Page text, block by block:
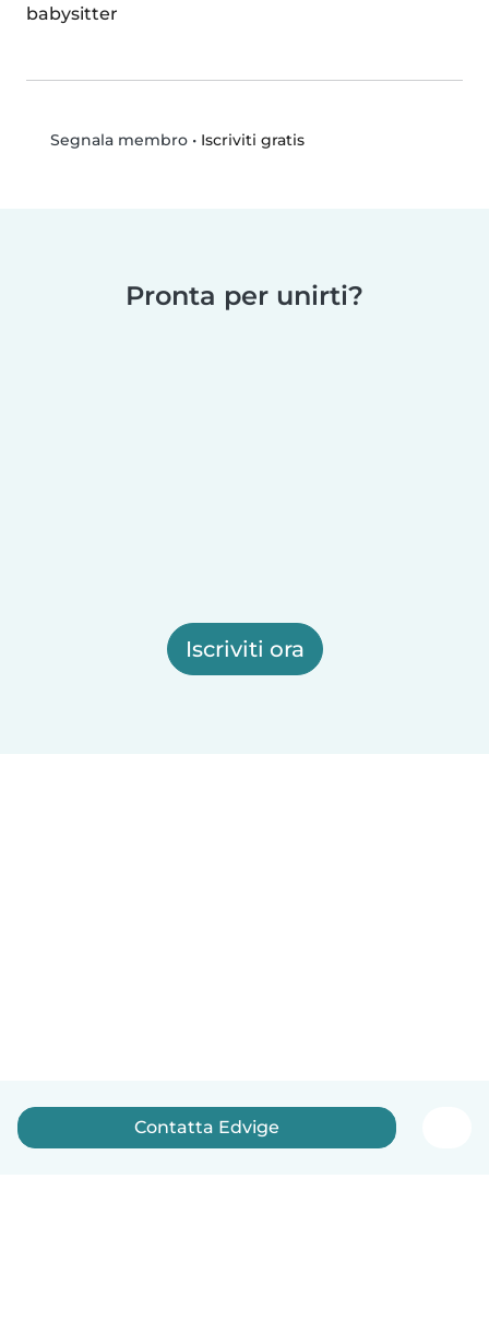
babysitter
Segnala membro• Iscriviti gratis
Pronta per unirti?
Iscriviti ora
Contatta Edvige